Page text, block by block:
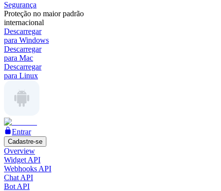
Segurança
Proteção no maior padrão
internacional
Descarregar
para Windows
Descarregar
para Mac
Descarregar
para Linux
Entrar
Cadastre-se
Overview
Widget API
Webhooks API
Chat API
Bot API